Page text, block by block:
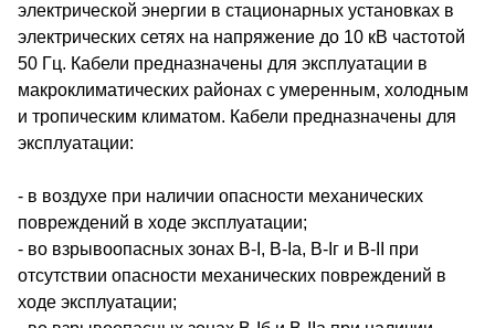
электрической энергии в стационарных установках в
электрических сетях на напряжение до 10 кВ частотой
50 Гц. Кабели предназначены для эксплуатации в
макроклиматических районах с умеренным, холодным
и тропическим климатом. Кабели предназначены для
эксплуатации:
- в воздухе при наличии опасности механических
повреждений в ходе эксплуатации;
- во взрывоопасных зонах В-I, В-Iа, В-Iг и В-II при
отсутствии опасности механических повреждений в
ходе эксплуатации;